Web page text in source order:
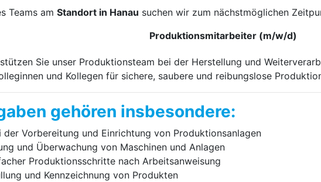
Teams am Standort in Hanau suchen wir zum nächstmöglichen
Produktionsmitarbeiter (m/w/d)
Sie unser Produktionsteam bei der Herstellung und
und Kollegen für sichere, saubere und reibungslose
gehören insbesondere:
Vorbereitung und Einrichtung von Produktionsanlagen
und Überwachung von Maschinen und Anlagen
Produktionsschritte nach Arbeitsanweisung
und Kennzeichnung von Produkten